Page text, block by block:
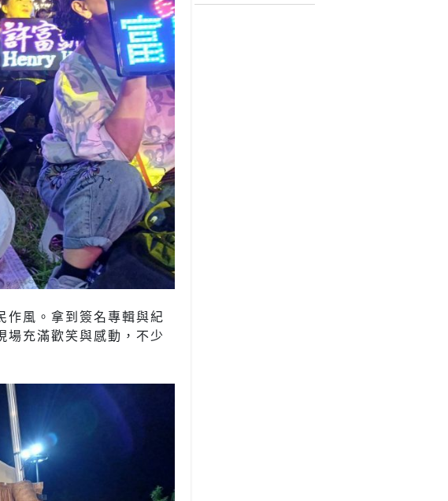
作風。拿到簽名專輯與紀
場充滿歡笑與感動，不少